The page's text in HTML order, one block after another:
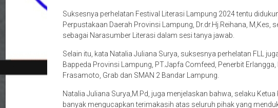
Suksesnya perhelatan Festival Literasi Lampung 2024 tentu
Perpustakaan Daerah Provinsi Lampung, Dr.dr.Hj.Reihana, M,Kes,
sebagai Narasumber Literasi dalam sesi tanya jawab.
Selain itu, kata Natalia Juliana Surya, suksesnya perhelatan FLL
Bappeda Provinsi Lampung, PT.Japfa Comfeed, Penerbit
Frasamoto, Grab dan SMAN 2 Bandar Lampung.
Natalia Juliana Surya,M.Pd, juga menjelaskan bahwa, selaku
banyak mengucapkan terimakasih atas seluruh pihak yang